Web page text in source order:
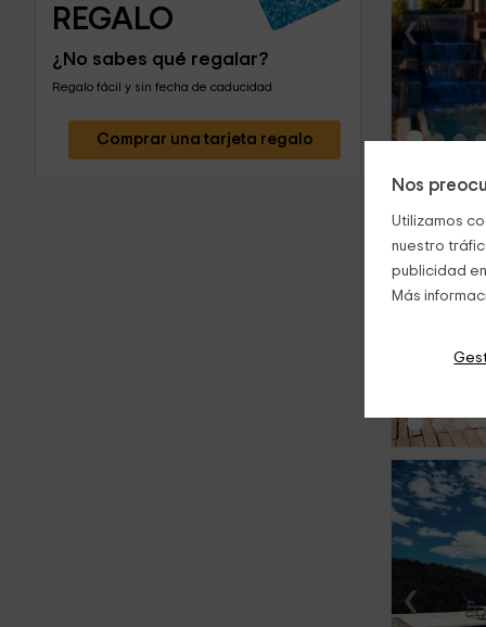
Nos
Utilizamos
nuestro
publicidad
Más
REGALO
¿No sabes qué regalar?
Regalo fácil y sin fecha de caducidad
Comprar una tarjeta regalo
‹
‹
‹